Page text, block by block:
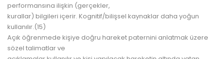
performansına ilişkin (gerçekler,
kurallar) bilgileri içerir. Kognitif/bilişsel kaynaklar daha yoğun
kullanılır.(15)
Açık öğrenmede kişiye doğru hareket paternini anlatmak üzere
sözel talimatlar ve